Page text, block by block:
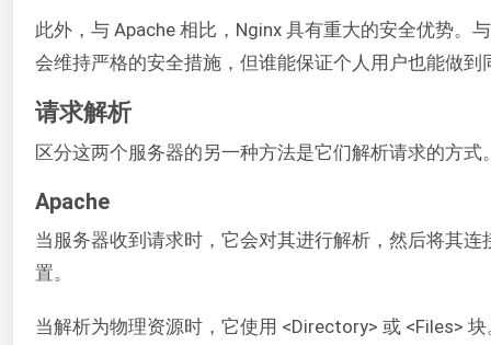
此外，与 Apache 相比，Nginx 具有重大的安全优势。
会维持严格的安全措施，但谁能保证个人用户也能做
请求解析
区分这两个服务器的另一种方法是它们解析请求的方式
Apache
当服务器收到请求时，它会对其进行解析，然后将其
置。
当解析为物理资源时，它使用 <Directory> 或 <Files>